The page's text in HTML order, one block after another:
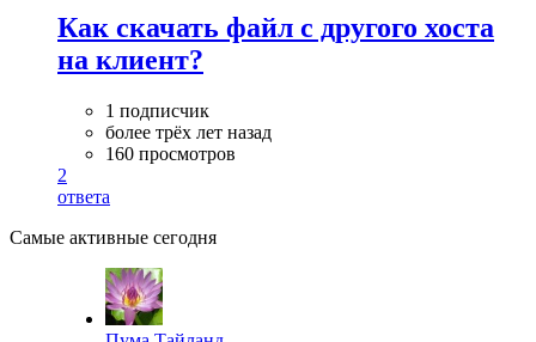
Как скачать файл с другого хоста
на клиент?
1 подписчик
более трёх лет назад
160 просмотров
2
ответа
Самые активные сегодня